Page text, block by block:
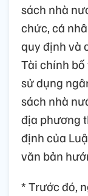
sách nhà
chức, cá
quy định và
Tài chính
sử dụng
sách nhà
địa phương
định của
văn bản
* Trước đó,